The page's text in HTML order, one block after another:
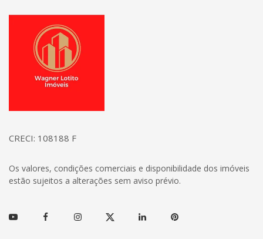
Página inicial
CRECI: 108188 F
Os valores, condições comerciais e disponibilidade dos imóveis
estão sujeitos a alterações sem aviso prévio.
Youtube FacebookInstagramTwitter Linkedin Pinterest